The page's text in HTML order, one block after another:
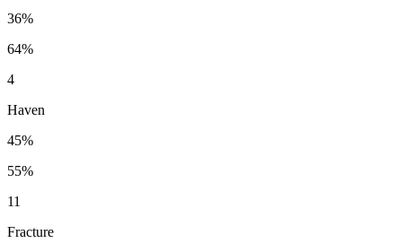
36%
64%
4
Haven
45%
55%
11
Fracture